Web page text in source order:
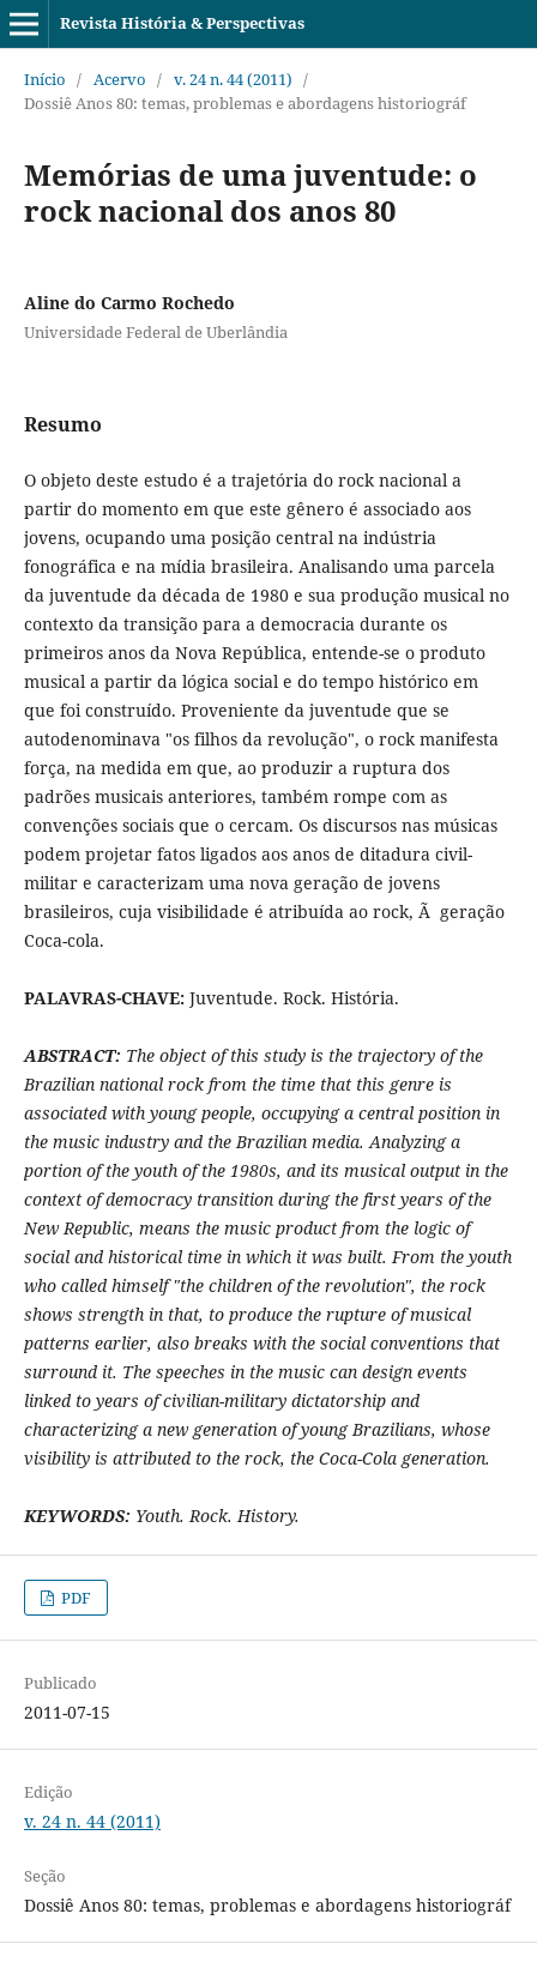
Revista História & Perspectivas
Início / Acervo / v. 24 n. 44 (2011) /
Dossiê Anos 80: temas, problemas e abordagens historiográf
Memórias de uma juventude: o
rock nacional dos anos 80
Aline do Carmo Rochedo
Universidade Federal de Uberlândia
Resumo
O objeto deste estudo é a trajetória do rock nacional a
partir do momento em que este gênero é associado aos
jovens, ocupando uma posição central na indústria
fonográfica e na mídia brasileira. Analisando uma parcela
da juventude da década de 1980 e sua produção musical no
contexto da transição para a democracia durante os
primeiros anos da Nova República, entende-se o produto
musical a partir da lógica social e do tempo histórico em
que foi construído. Proveniente da juventude que se
autodenominava "os filhos da revolução", o rock manifesta
força, na medida em que, ao produzir a ruptura dos
padrões musicais anteriores, também rompe com as
convenções sociais que o cercam. Os discursos nas músicas
podem projetar fatos ligados aos anos de ditadura civil-
militar e caracterizam uma nova geração de jovens
brasileiros, cuja visibilidade é atribuída ao rock, Ã geração
Coca-cola.
PALAVRAS-CHAVE: Juventude. Rock. História.
ABSTRACT: The object of this study is the trajectory of the
Brazilian national rock from the time that this genre is
associated with young people, occupying a central position in
the music industry and the Brazilian media. Analyzing a
portion of the youth of the 1980s, and its musical output in the
context of democracy transition during the first years of the
New Republic, means the music product from the logic of
social and historical time in which it was built. From the youth
who called himself "the children of the revolution", the rock
shows strength in that, to produce the rupture of musical
patterns earlier, also breaks with the social conventions that
surround it. The speeches in the music can design events
linked to years of civilian-military dictatorship and
characterizing a new generation of young Brazilians, whose
visibility is attributed to the rock, the Coca-Cola generation.
KEYWORDS: Youth. Rock. History.
PDF
Publicado
2011-07-15
Edição
v. 24 n. 44 (2011)
Seção
Dossiê Anos 80: temas, problemas e abordagens historiográf